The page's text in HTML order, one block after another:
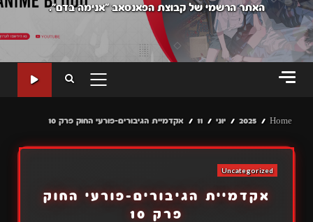
האתר הרשמי של קבוצת הפאנסאב "אנימה בדם".
PRIMARY
Home
2025 יוני 11 אקדמיית הגיבורים-פורעי החוק פרק 10
Uncategorized
אקדמיית הגיבורים-פורעי החוק
פרק 10